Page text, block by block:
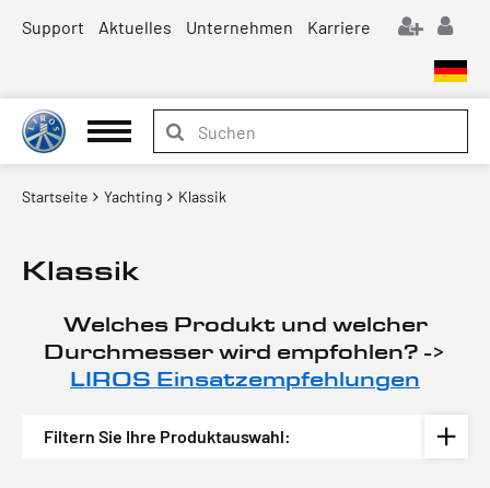
Support Aktuelles Unternehmen Karriere
Startseite Yachting Klassik
Klassik
Welches Produkt und welcher
Durchmesser wird empfohlen? ->
LIROS Einsatzempfehlungen
Filtern Sie Ihre Produktauswahl: